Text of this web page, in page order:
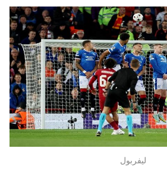
ليفربول